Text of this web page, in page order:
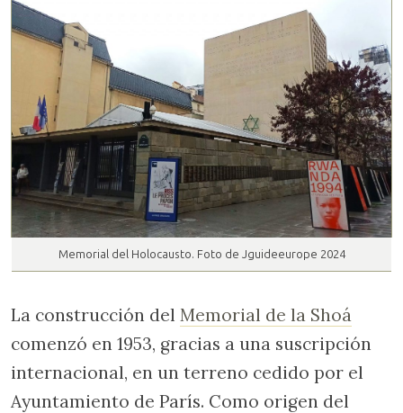
Memorial del Holocausto. Foto de Jguideeurope 2024
La construcción del Memorial de la Shoá
comenzó en 1953, gracias a una suscripción
internacional, en un terreno cedido por el
Ayuntamiento de París. Como origen del